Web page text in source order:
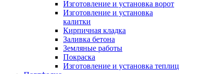
Изготовление и установка ворот
Изготовление и установка
калитки
Кирпичная кладка
Заливка бетона
Земляные работы
Покраска
Изготовление и установка теплиц